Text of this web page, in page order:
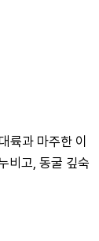
륙과 마주한 이
비고, 동굴 깊숙